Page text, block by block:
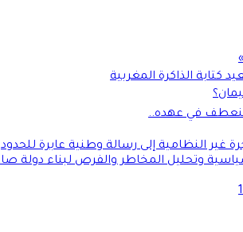
غير النظامية إلى رسالة وطنية عابرة للحدود